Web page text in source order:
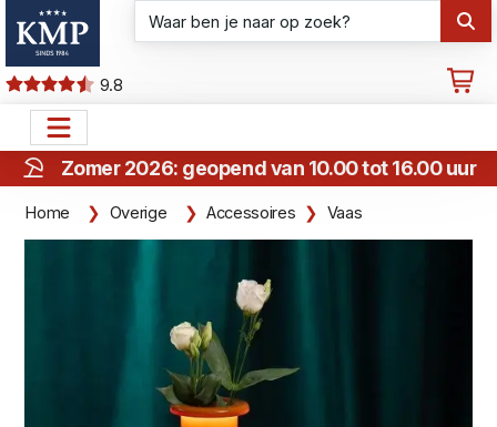
9.8
Zomer 2026: geopend van 10.00 tot 16.00 uur
Home Overige Accessoires Vaas